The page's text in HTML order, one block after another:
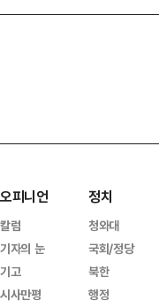
오피니언
칼럼
기자의 눈
기고
시사만평
정치
청와대
국회/정당
북한
행정